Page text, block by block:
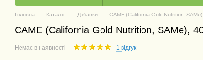
Головна Каталог Добавки САМЕ (California Gold Nutrition,
САМЕ (California Gold Nutrition, SAMe),
Немає в наявності 1 відгук